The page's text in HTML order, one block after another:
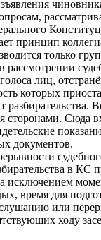
принцип
только
рассмотрении
лиц,
которых
разбирательства.
сторонами. Сюда
документов.
в КС
исключением
время для
или
ходу